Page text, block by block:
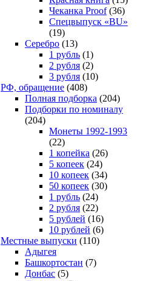
Чеканка Proof(36)
Спецвыпуск «BU»
(19)
Серебро (13)
1 рубль (1)
2 рубля (2)
3 рубля (10)
РФ, обращение (408)
Полная подборка (204)
Подборки по номиналу
(204)
Монеты 1992-1993
(22)
1 копейка (26)
5 копеек (24)
10 копеек (34)
50 копеек (30)
1 рубль (24)
2 рубля (22)
5 рублей (16)
10 рублей (6)
Местные выпуски (110)
Адыгея
Башкортостан (7)
Донбас (5)